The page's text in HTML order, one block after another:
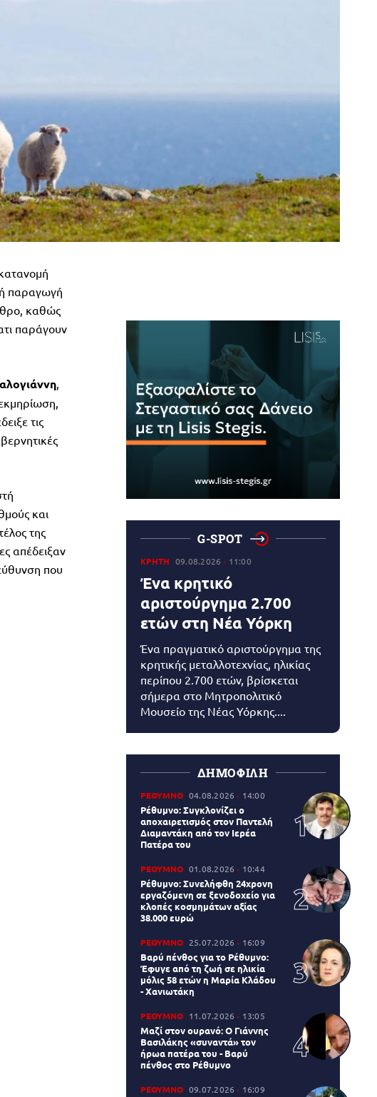
παραγωγή
καθώς
παράγουν
,
τις
και
της
απέδειξαν
που
G-SPOT
ΚΡΗΤΗ 09.08.2026 11:00
Ένα κρητικό
αριστούργημα 2.700
ετών στη Νέα Υόρκη
Ένα πραγματικό αριστούργημα της
κρητικής μεταλλοτεχνίας, ηλικίας
περίπου 2.700 ετών, βρίσκεται
σήμερα στο Μητροπολιτικό
Μουσείο της Νέας Υόρκης....
ΔΗΜΟΦΙΛΗ
ΡΕΘΥΜΝΟ 04.08.2026 14:00
Ρέθυμνο: Συγκλονίζει ο
αποχαιρετισμός στον Παντελή
Διαμαντάκη από τον Ιερέα
Πατέρα του
ΡΕΘΥΜΝΟ 01.08.2026 10:44
Ρέθυμνο: Συνελήφθη 24χρονη
εργαζόμενη σε ξενοδοχείο για
κλοπές κοσμημάτων αξίας
38.000 ευρώ
ΡΕΘΥΜΝΟ 25.07.2026 16:09
Βαρύ πένθος για το Ρέθυμνο:
Έφυγε από τη ζωή σε ηλικία
μόλις 58 ετών η Μαρία Κλάδου
- Χανιωτάκη
ΡΕΘΥΜΝΟ 11.07.2026 13:05
Μαζί στον ουρανό: Ο Γιάννης
Βασιλάκης «συναντά» τον
ήρωα πατέρα του - Βαρύ
πένθος στο Ρέθυμνο
ΡΕΘΥΜΝΟ 09.07.2026 16:09